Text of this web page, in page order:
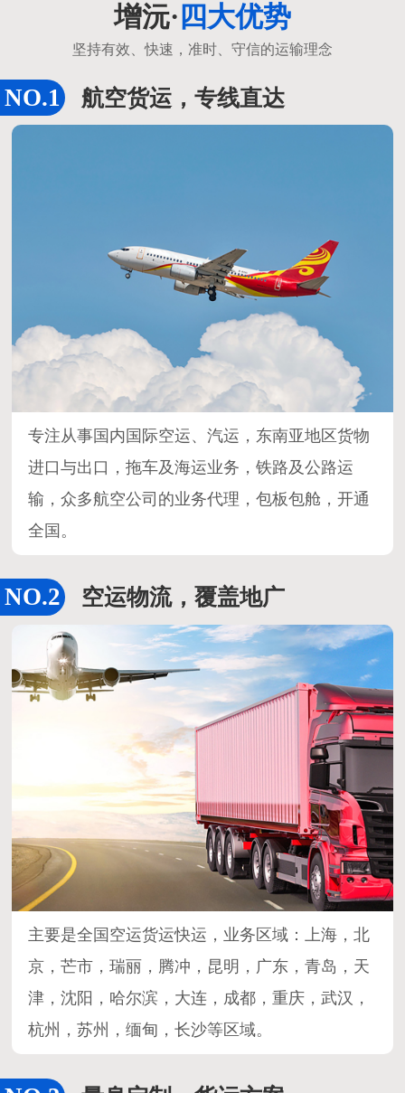
增沅· 四大优势
坚持有效、快速，准时、守信的运输理念
航空货运，专线直达
专注从事国内国际空运、汽运，东南亚地区货物
进口与出口，拖车及海运业务，铁路及公路运
输，众多航空公司的业务代理，包板包舱，开通
全国。
空运物流，覆盖地广
主要是全国空运货运快运，业务区域：上海，北
京，芒市，瑞丽，腾冲，昆明，广东，青岛，天
津，沈阳，哈尔滨，大连，成都，重庆，武汉，
杭州，苏州，缅甸，长沙等区域。